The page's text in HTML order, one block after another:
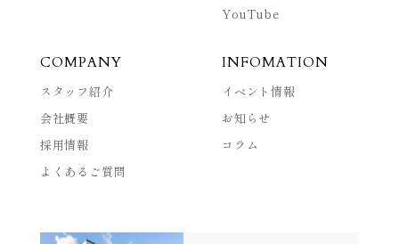
YouTube
COMPANY
スタッフ紹介
会社概要
採用情報
よくあるご質問
INFOMATION
イベント情報
お知らせ
コラム